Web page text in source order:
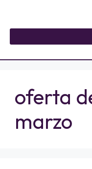
oferta
marzo